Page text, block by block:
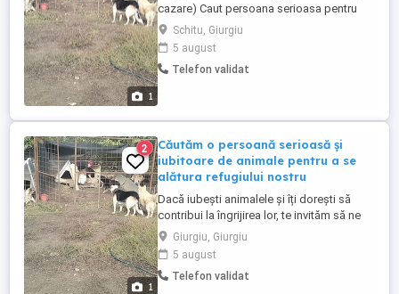
1
cazare) Caut persoana serioasa pentru
îngrijirea zilnică a animalelor de companie
(câini și pisici) într-un refugiu(gospodărie
)situat în Giurgiu. Ce presupune: hrănirea
animalelor schimbarea apei tratamente
Schitu, Giurgiu
5 august
Telefon validat
1
2
Căutăm o persoană serioasă și
iubitoare de animale pentru a se
alătura refugiului nostru
Dacă iubești animalele și îți dorești să
contribui la îngrijirea lor, te invităm să ne
contactezi. Oferim: - salariu de 1.500 lei
lună; - cazare; - cameră mobilată, dotată
cu frigider, televizor și internet; - baie și
mini-bucătărie în imediata apropiere a
Giurgiu, Giurgiu
5 august
Telefon validat